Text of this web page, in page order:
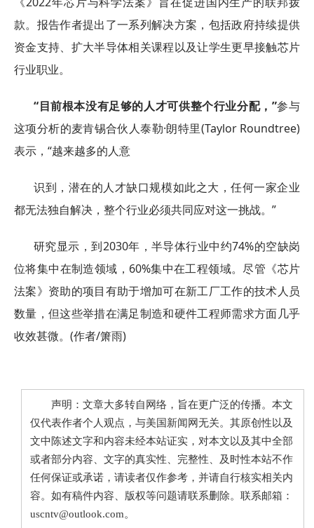
款。报告作者提出了一系列解决方案，包括政府持续提供
资金支持、扩大半导体相关课程以及让学生更早接触芯片
行业职业。
“目前根本没有足够的人才可供整个行业分配，”参与
这项分析的麦肯锡合伙人泰勒·朗特里(Taylor Roundtree)
表示，“越来越多的人意
识到，潜在的人才缺口规模如此之大，任何一家企业
都无法独自解决，整个行业必须共同应对这一挑战。”
研究显示，到2030年，半导体行业中约74%的空缺岗
位将集中在制造领域，60%集中在工程领域。尽管《芯片
法案》资助的项目有助于增加可在新工厂工作的技术人员
数量，但这些举措在满足制造和硬件工程师需求方面几乎
收效甚微。(作者/箫雨)
声明：文章大多转自网络，旨在更广泛的传播。本文
仅代表作者个人观点，与美国新闻网无关。其原创性以及
文中陈述文字和内容未经本站证实，对本文以及其中全部
或者部分内容、文字的真实性、完整性、及时性本站不作
任何保证或承诺，请读者仅作参考，并请自行核实相关内
容。如有稿件内容、版权等问题请联系删除。联系邮箱：
uscntv@outlook.com。